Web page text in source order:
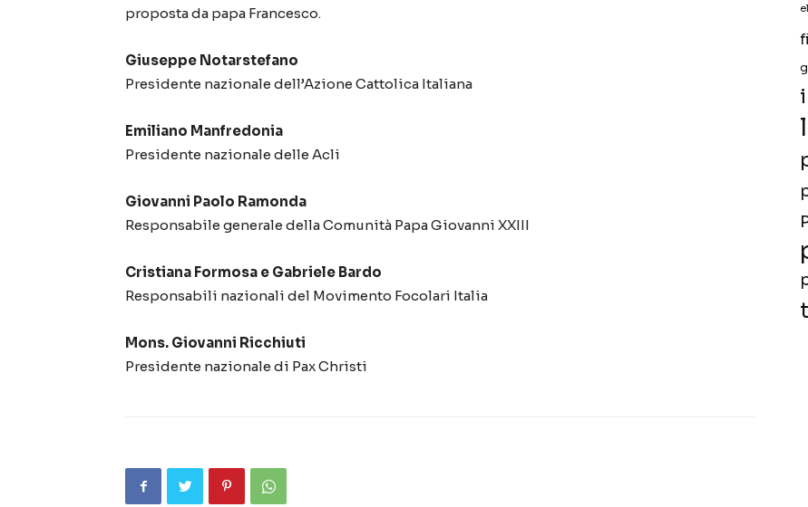
proposta da papa Francesco.
Giuseppe Notarstefano
Presidente nazionale dell’Azione Cattolica Italiana
Emiliano Manfredonia
Presidente nazionale delle Acli
Giovanni Paolo Ramonda
Responsabile generale della Comunità Papa Giovanni XXIII
Cristiana Formosa e Gabriele Bardo
​​​​Responsabili nazionali del Movimento Focolari Italia
Mons. Giovanni Ricchiuti
Presidente nazionale di Pax Christi